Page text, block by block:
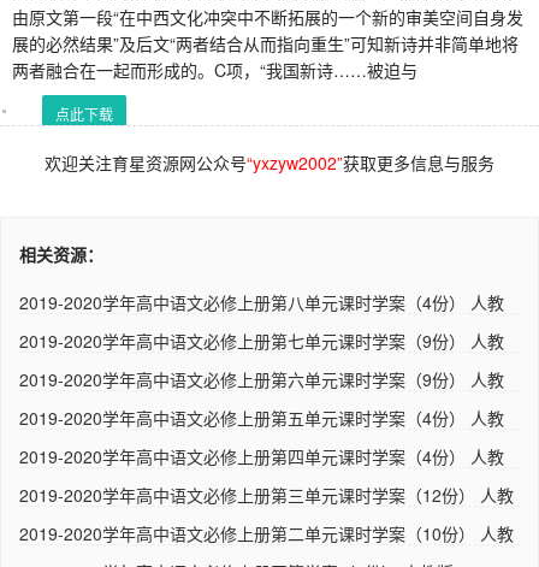
由原文第一段“在中西文化冲突中不断拓展的一个新的审美空间自身发
展的必然结果”及后文“两者结合从而指向重生”可知新诗并非简单地将
两者融合在一起而形成的。C项，“我国新诗……被迫与
点此下载
欢迎关注育星资源网公众号“yxzyw2002”获取更多信息与服务
相关资源：
2019-2020学年高中语文必修上册第八单元课时学案（4份） 人教
2019-2020学年高中语文必修上册第七单元课时学案（9份） 人教
2019-2020学年高中语文必修上册第六单元课时学案（9份） 人教
2019-2020学年高中语文必修上册第五单元课时学案（4份） 人教
2019-2020学年高中语文必修上册第四单元课时学案（4份） 人教
2019-2020学年高中语文必修上册第三单元课时学案（12份） 人教
2019-2020学年高中语文必修上册第二单元课时学案（10份） 人教